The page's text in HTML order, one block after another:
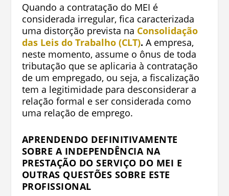
Quando a contratação do MEI é
considerada irregular, fica caracterizada
uma distorção prevista na Consolidação
das Leis do Trabalho (CLT). A empresa,
neste momento, assume o ônus de toda
tributação que se aplicaria à contratação
de um empregado, ou seja, a fiscalização
tem a legitimidade para desconsiderar a
relação formal e ser considerada como
uma relação de emprego.
APRENDENDO DEFINITIVAMENTE
SOBRE A INDEPENDÊNCIA NA
PRESTAÇÃO DO SERVIÇO DO MEI E
OUTRAS QUESTÕES SOBRE ESTE
PROFISSIONAL